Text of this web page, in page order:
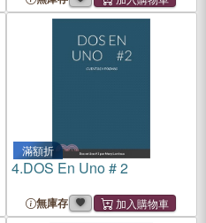
滿額折
4.DOS En Uno # 2
無庫存